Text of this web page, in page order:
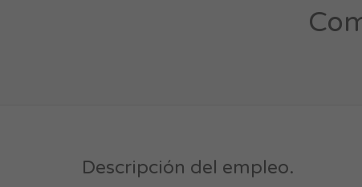
Descripción del empleo.